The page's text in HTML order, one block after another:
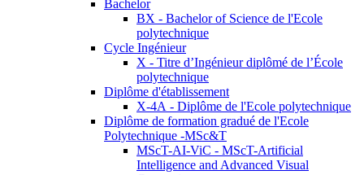
Bachelor
BX - Bachelor of Science de l'Ecole
polytechnique
Cycle Ingénieur
X - Titre d’Ingénieur diplômé de l’École
polytechnique
Diplôme d'établissement
X-4A - Diplôme de l'Ecole polytechnique
Diplôme de formation gradué de l'Ecole
Polytechnique -MSc&T
MScT-AI-ViC - MScT-Artificial
Intelligence and Advanced Visual